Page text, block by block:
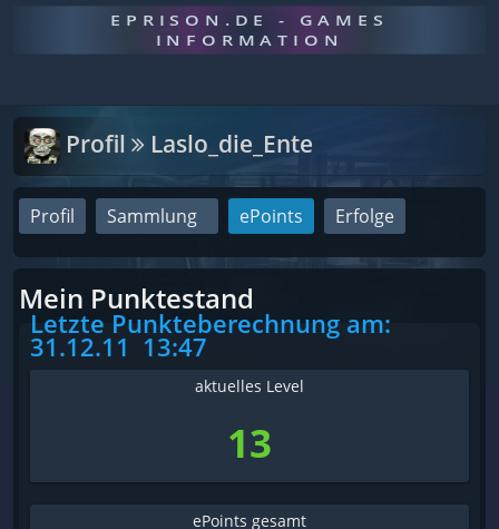
EPRISON.DE - GAMES
INFORMATION
Profil Laslo_die_Ente
Profil Sammlung ePoints Erfolge
Mein Punktestand
Letzte Punkteberechnung am:
31.12.11 13:47
aktuelles Level
13
ePoints gesamt